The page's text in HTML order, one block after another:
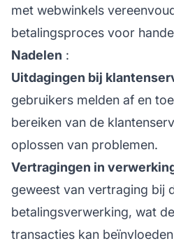
met webwinkels
betalingsproces voor
Nadelen :
Uitdagingen bij
gebruikers melden af en
bereiken van de
oplossen van problemen.
Vertragingen in
geweest van vertraging bij
betalingsverwerking, wat
transacties kan